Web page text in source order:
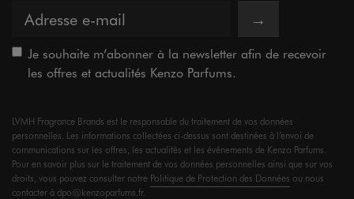
→
Je souhaite m’abonner à la newsletter afin de recevoir
les offres et actualités Kenzo Parfums.
LVMH Fragrance Brands est le responsable du traitement de vos données
personnelles. Les informations collectées ci-dessus sont destinées à l’envoi de
communications sur les offres, les actualités et les événements de Kenzo Parfums.
Pour en savoir plus sur le traitement de vos données personnelles ainsi que sur vos
droits, vous pouvez consulter notre Politique de Protection des Données ou nous
contacter àdpo@kenzoparfums.fr.